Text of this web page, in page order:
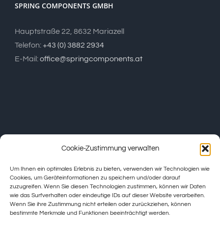
Cookie-Zustimmung verwalten
Um Ihnen ein optimales Erlebnis zu bieten, verwenden wir Technologien wie
Cookies, um Geräteinformationen zu speichern und/oder darauf
zuzugreifen. Wenn Sie diesen Technologien zustimmen, können wir Daten
wie das Surfverhalten oder eindeutige IDs auf dieser Website verarbeiten.
Wenn Sie ihre Zustimmung nicht erteilen oder zurückziehen, können
bestimmte Merkmale und Funktionen beeinträchtigt werden.
SPRING COMPONENTS GMBH
Hauptstraße 22, 8632 Mariazell
Telefon:+43 (0) 3882 2934
E-Mail:office@springcomponents.at